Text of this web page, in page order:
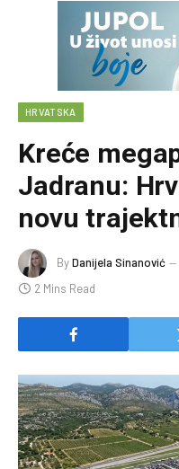
HRVATSKA
Kreće
Jadranu:
novu
ByDanijela Sinanović
2 Mins Read